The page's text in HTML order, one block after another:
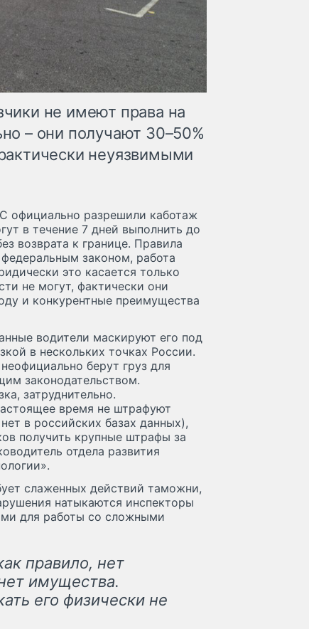
не имеют права на
– они получают 30–50%
неуязвимыми
официально разрешили каботаж
в течение 7 дней выполнить до
возврата к границе. Правила
законом, работа
это касается только
не могут, фактически они
и конкурентные преимущества
водители маскируют его под
в нескольких точках России.
берут груз для
законодательством.
затруднительно.
время не штрафуют
в российских базах данных),
получить крупные штрафы за
отдела развития
слаженных действий таможни,
натыкаются инспекторы
для работы со сложными
правило, нет
имущества.
его физически не